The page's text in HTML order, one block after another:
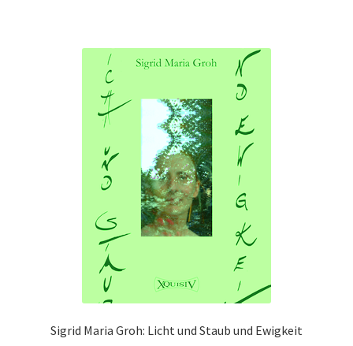
Sigrid Maria Groh: Licht und Staub und Ewigkeit